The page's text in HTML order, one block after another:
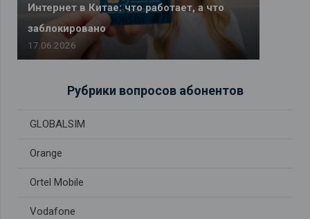
Интернет в Китае: что работает, а что
заблокировано
17.06.2026
Рубрики вопросов абонентов
GLOBALSIM
Orange
Ortel Mobile
Vodafone